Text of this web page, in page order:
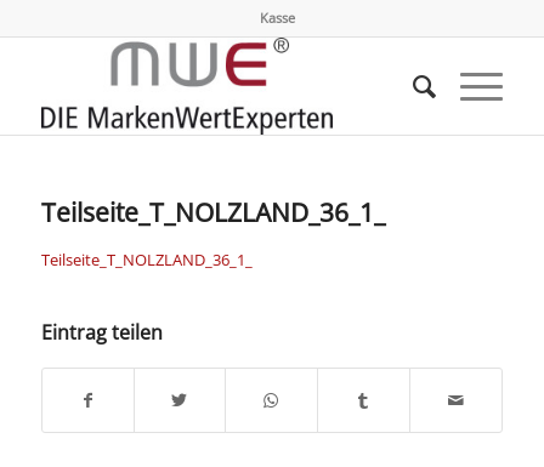
Kasse
Teilseite_T_NOLZLAND_36_1_
Teilseite_T_NOLZLAND_36_1_
Eintrag teilen